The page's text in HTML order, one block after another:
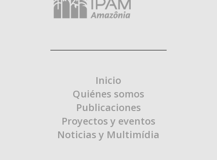
Inicio
Quiénes somos
Publicaciones
Proyectos y eventos
Noticias y Multimídia